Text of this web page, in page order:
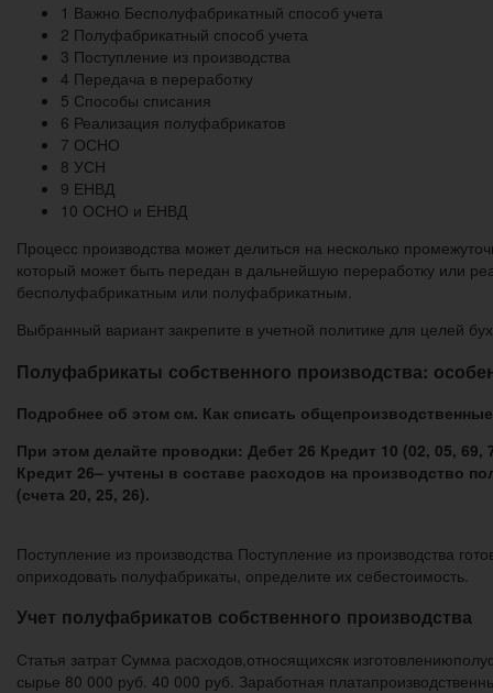
1 Важно Бесполуфабрикатный способ учета
2 Полуфабрикатный способ учета
3 Поступление из производства
4 Передача в переработку
5 Способы списания
6 Реализация полуфабрикатов
7 ОСНО
8 УСН
9 ЕНВД
10 ОСНО и ЕНВД
Процесс производства может делиться на несколько
который может быть передан в дальнейшую переработку или
бесполуфабрикатным или полуфабрикатным.
Выбранный вариант закрепите в учетной политике для целей
Полуфабрикаты собственного производства:
Подробнее об этом см. Как списать
При этом делайте проводки: Дебет 26 Кредит 10 (02, 05,
Кредит 26– учтены в составе расходов на производство
(счета 20, 25, 26).
Поступление из производства Поступление из производства
оприходовать полуфабрикаты, определите их себестоимость.
Учет полуфабрикатов собственного производства
Статья затрат Сумма расходов,относящихсяк
сырье 80 000 руб. 40 000 руб. Заработная